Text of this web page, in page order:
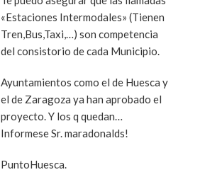
«Estaciones Intermodales» (Tienen
Tren,Bus,Taxi,…) son competencia
del consistorio de cada Municipio.
Ayuntamientos como el de Huesca y
el de Zaragoza ya han aprobado el
proyecto. Y los q quedan…
Informese Sr. maradonalds!
PuntoHuesca.